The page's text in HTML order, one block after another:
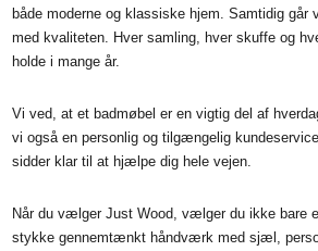
både moderne og klassiske hjem. Samtidig går
med kvaliteten. Hver samling, hver skuffe og
holde i mange år.
Vi ved, at et badmøbel er en vigtig del af
vi også en personlig og tilgængelig
sidder klar til at hjælpe dig hele vejen.
Når du vælger Just Wood, vælger du ikke bare
stykke gennemtænkt håndværk med sjæl,